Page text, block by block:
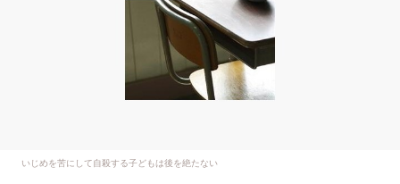
いじめを苦にして自殺する子どもは後を絶たない